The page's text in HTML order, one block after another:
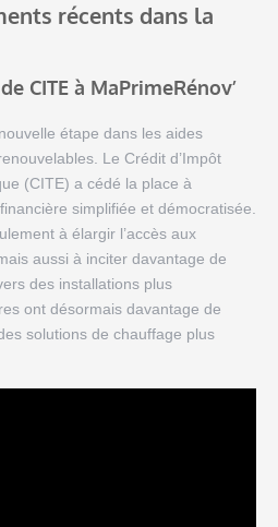
récents dans la
CITE à MaPrimeRénov’
étape dans les aides
Le Crédit d’Impôt
(CITE) a cédé la place à
simplifiée et démocratisée.
à élargir l’accès aux
aussi à inciter davantage de
des installations plus
ont désormais davantage de
solutions de chauffage plus